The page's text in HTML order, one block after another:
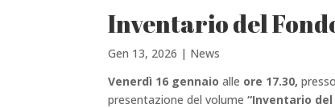
Inventario del
Gen 13, 2026 | News
Venerdì 16 gennaio alle ore 17.30,
presentazione del volume“Inventario